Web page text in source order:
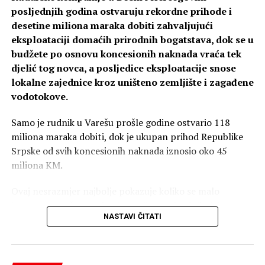
mnogi građani traže da im neko iz Srbije ili Crne Gore
donese lijekove, jer su tamo značajno jeftiniji nego kod
nas – kazao je Božović.
On je naglasio da inicijativa predviđa nultu stopu PDV-a
na lijekove i ortopedska pomagala, smanjenje PDV-a na
osnovne životne namirnice, te poručio da svaki nosilac
vlasti koji ne podrži izmjene zakona radi protiv interesa
građana Republike Srpske.
posljednjih godina ostvaruju rekordne prihode i
desetine miliona maraka dobiti zahvaljujući
eksploataciji domaćih prirodnih bogatstava, dok se u
budžete po osnovu koncesionih naknada vraća tek
djelić tog novca, a posljedice eksploatacije snose
lokalne zajednice kroz uništeno zemljište i zagađene
vodotokove.
Samo je rudnik u Varešu prošle godine ostvario 118
miliona maraka dobiti, dok je ukupan prihod Republike
Srpske od svih koncesionih naknada iznosio oko 45
miliona KM.
bogatstva stečenog eksploatacijom prirodnih dobara
vraća građanima, uprkos tvrdnjama vlasti i investitora
lokalnim zajednicama.
NASTAVI ČITATI